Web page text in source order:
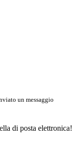
un messaggio
di posta elettronica!